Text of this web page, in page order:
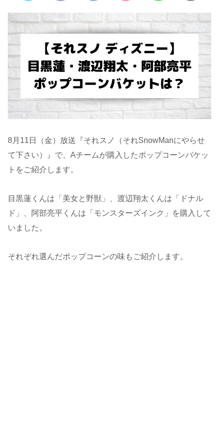
8月11日（金）放送『それスノ（それSnowManにやらせ
て下さい）』で、Aチームが購入したポップコーンバケッ
トをご紹介します。
目黒蓮くんは「美女と野獣」、渡辺翔太くんは「ドナル
ド」、阿部亮平くんは「モンスターズインク」を購入して
いました。
それぞれ選んだポップコーンの味もご紹介します。